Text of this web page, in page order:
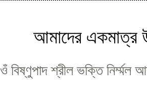
আমাদের একমাত্র
ওঁ বিষ্ণুপাদ শ্রীল ভক্তি নির্ম্মল